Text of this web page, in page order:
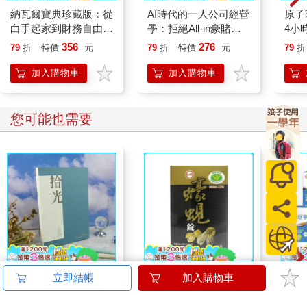
納瓦爾寶典珍藏版：從
白手起家到財務自由，
矽谷傳奇創投家的投資
79 折 特價 356 元
加入購物車
AI時代的一人公司經營
學：拒絕All-in豪賭，
用一杯咖啡的代價，開
79 折 特價 276 元
加入購物車
原
4小
入
79 折
您可能也需要
NEW拾光V-25K方格簡
約筆記本-桉藍
【台糖】蠔蜆錠(10粒/
盒)x6盒
【台
包
立即結帳 加入購物車